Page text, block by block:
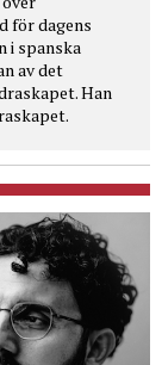
för dagens
i spanska
av det
Han